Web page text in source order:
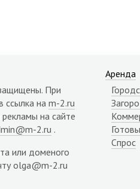
При
ссылка на m-2.ru
на сайте
2.ru .
или доменого
olga@m-2.ru
Аренда
Спрос